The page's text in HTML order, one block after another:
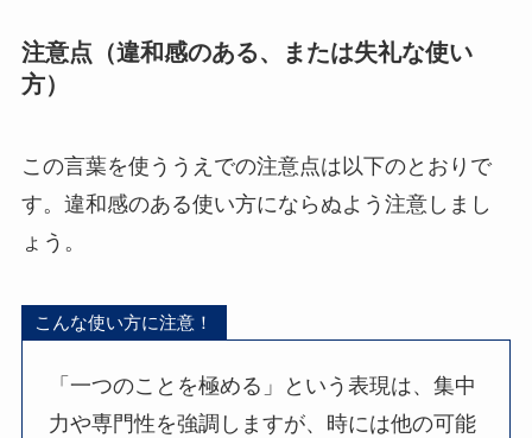
注意点（違和感のある、または失礼な使い
方）
この言葉を使ううえでの注意点は以下のとおりで
す。違和感のある使い方にならぬよう注意しまし
ょう。
こんな使い方に注意！
「一つのことを極める」という表現は、集中
力や専門性を強調しますが、時には他の可能